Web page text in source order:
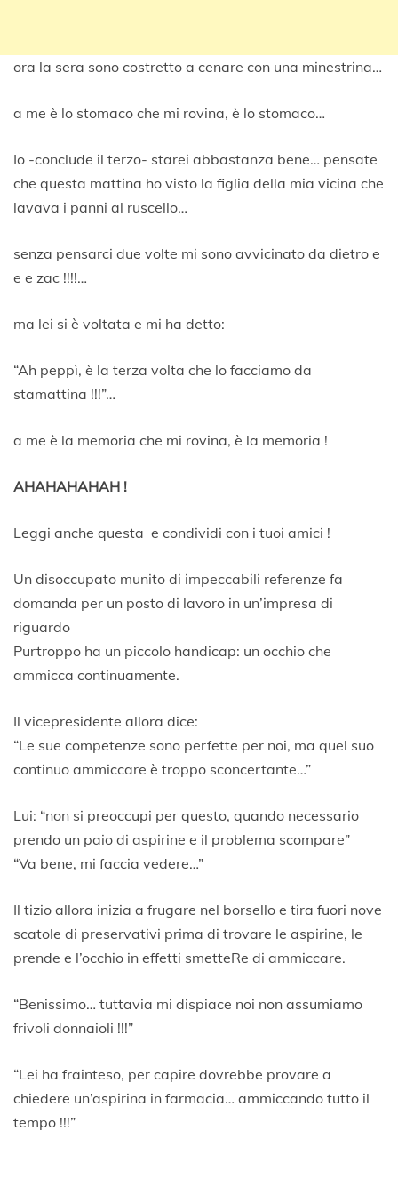
ora la sera sono costretto a cenare con una minestrina…
a me è lo stomaco che mi rovina, è lo stomaco…
Io -conclude il terzo- starei abbastanza bene… pensate
che questa mattina ho visto la figlia della mia vicina che
lavava i panni al ruscello…
senza pensarci due volte mi sono avvicinato da dietro e
e e zac !!!!…
ma lei si è voltata e mi ha detto:
“Ah peppì, è la terza volta che lo facciamo da
stamattina !!!”…
a me è la memoria che mi rovina, è la memoria !
AHAHAHAHAH !
Leggi anche questa e condividi con i tuoi amici !
Un disoccupato munito di impeccabili referenze fa
domanda per un posto di lavoro in un’impresa di
riguardo
Purtroppo ha un piccolo handicap: un occhio che
ammicca continuamente.
Il vicepresidente allora dice:
“Le sue competenze sono perfette per noi, ma quel suo
continuo ammiccare è troppo sconcertante…”
Lui: “non si preoccupi per questo, quando necessario
prendo un paio di aspirine e il problema scompare”
“Va bene, mi faccia vedere…”
Il tizio allora inizia a frugare nel borsello e tira fuori nove
scatole di preservativi prima di trovare le aspirine, le
prende e l’occhio in effetti smetteRe di ammiccare.
“Benissimo… tuttavia mi dispiace noi non assumiamo
frivoli donnaioli !!!”
“Lei ha frainteso, per capire dovrebbe provare a
chiedere un’aspirina in farmacia… ammiccando tutto il
tempo !!!”